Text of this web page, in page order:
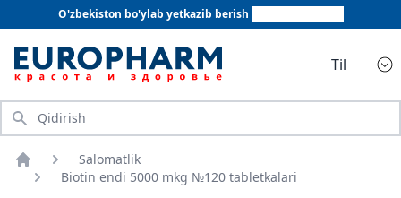
O'zbekiston bo'ylab yetkazib berish
Til
Qidirish
Bosh sahifa
Salomatlik
Biotin endi 5000 mkg №120 tabletkalari